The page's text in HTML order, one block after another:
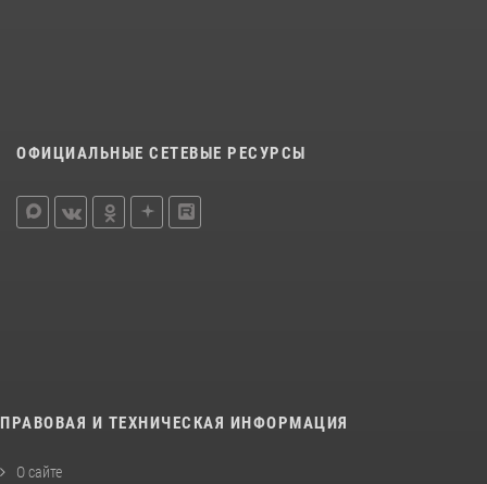
ОФИЦИАЛЬНЫЕ СЕТЕВЫЕ РЕСУРСЫ
ПРАВОВАЯ И ТЕХНИЧЕСКАЯ ИНФОРМАЦИЯ
О сайте